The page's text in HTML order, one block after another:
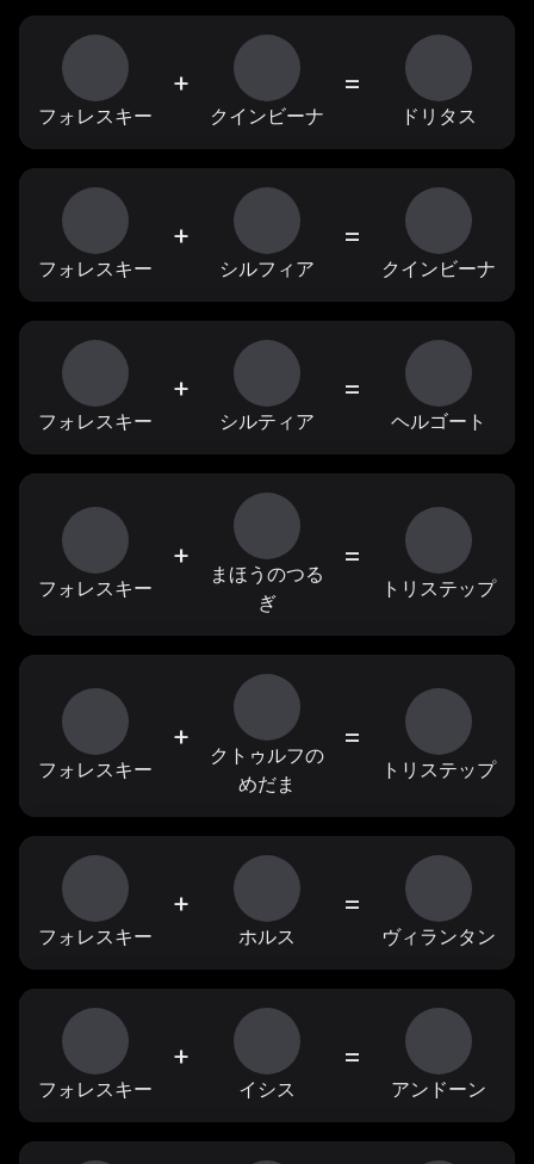
フォレスキー
+
クインビーナ
=
ドリタス
フォレスキー
+
シルフィア
=
クインビーナ
フォレスキー
+
シルティア
=
ヘルゴート
フォレスキー
+
まほうのつる
ぎ
=
トリステップ
フォレスキー
+
クトゥルフの
めだま
=
トリステップ
フォレスキー
+
ホルス
=
ヴィランタン
フォレスキー
+
イシス
=
アンドーン